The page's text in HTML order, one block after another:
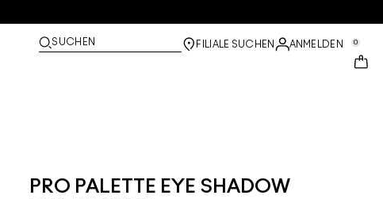
SUCHEN FILIALE SUCHEN ANMELDEN 0
PRO PALETTE EYE SHADOW